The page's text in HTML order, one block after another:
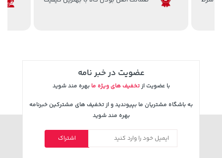
1,143,000 تومان
خرید 23,880,000 تومان
عضویت در خبر نامه
با عضویت ازتخفیف های ویژه ما بهره مند شوید
به باشگاه مشتریان ما بپیوندید و از تخفیف های مشترکین خبرنامه
بهره مند شوید
اشتراک